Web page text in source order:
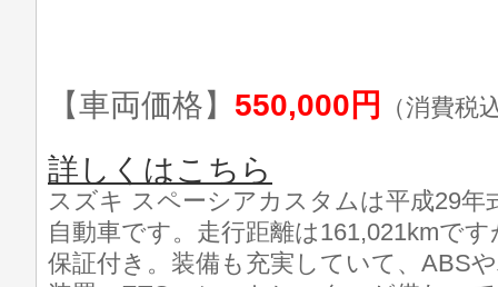
【車両価格】 550,000円 （消費税
詳しくはこちら
スズキ スペーシアカスタムは平成29年
自動車です。走行距離は161,021kmで
保証付き。装備も充実していて、ABS